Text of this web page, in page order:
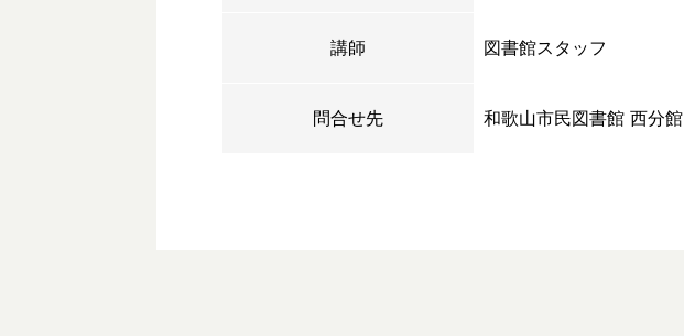
講師 図書館スタッフ
問合せ先 和歌山市民図書館 西分館